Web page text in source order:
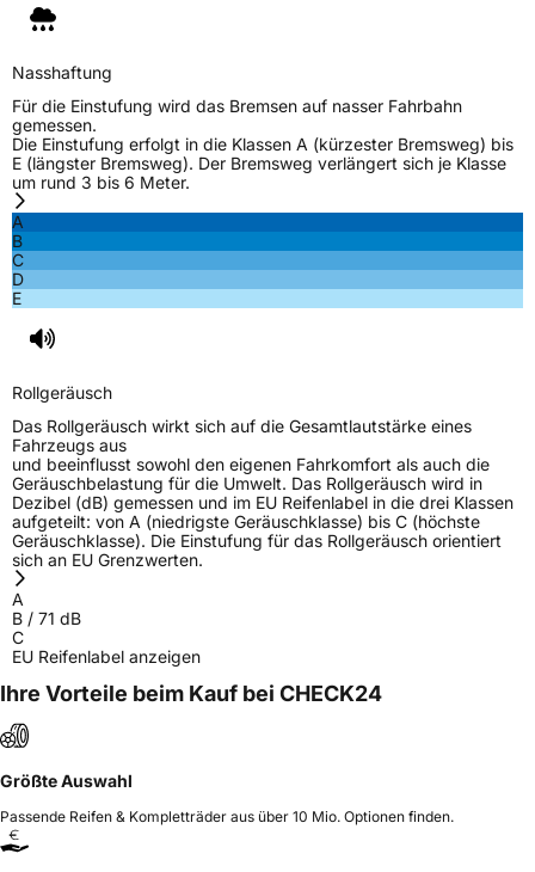
Nasshaftung
Für die Einstufung wird das Bremsen auf nasser Fahrbahn
gemessen.
Die Einstufung erfolgt in die Klassen A (kürzester Bremsweg) bis
E (längster Bremsweg). Der Bremsweg verlängert sich je Klasse
um rund 3 bis 6 Meter.
A
B
C
D
E
Rollgeräusch
Das Rollgeräusch wirkt sich auf die Gesamtlautstärke eines
Fahrzeugs aus
und beeinflusst sowohl den eigenen Fahrkomfort als auch die
Geräuschbelastung für die Umwelt. Das Rollgeräusch wird in
Dezibel (dB) gemessen und im EU Reifenlabel in die drei Klassen
aufgeteilt: von A (niedrigste Geräuschklasse) bis C (höchste
Geräuschklasse). Die Einstufung für das Rollgeräusch orientiert
sich an EU Grenzwerten.
A
B / 71 dB
C
EU Reifenlabel anzeigen
Ihre Vorteile beim Kauf bei CHECK24
Größte Auswahl
Passende Reifen & Kompletträder aus über 10 Mio. Optionen finden.